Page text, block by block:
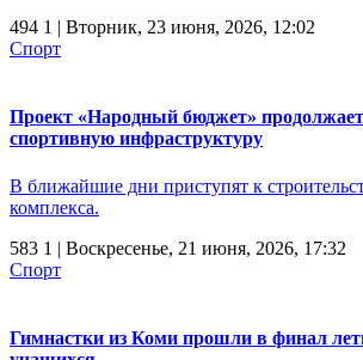
494 1 | Вторник, 23 июня, 2026, 12:02
Спорт
Проект «Народный бюджет»
спортивную инфраструктуру
В ближайшие дни приступят к
комплекса.
583 1 | Воскресенье, 21 июня, 2026, 17:32
Спорт
Гимнастки из Коми прошли в финал